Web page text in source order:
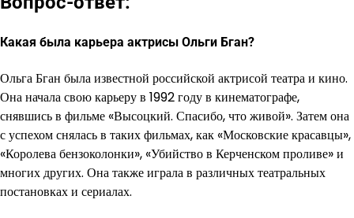
Какая была карьера актрисы Ольги Бган?
Ольга Бган была известной российской актрисой театра и кино.
Она начала свою карьеру в 1992 году в кинематографе,
снявшись в фильме «Высоцкий. Спасибо, что живой». Затем она
с успехом снялась в таких фильмах, как «Московские красавцы»,
«Королева бензоколонки», «Убийство в Керченском проливе» и
многих других. Она также играла в различных театральных
постановках и сериалах.